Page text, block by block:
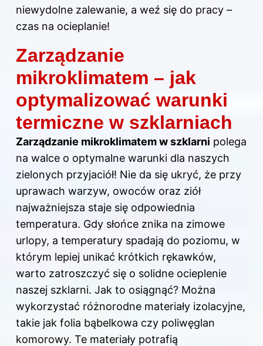
niewydolne zalewanie, a weź się do pracy –
czas na ocieplanie!
Zarządzanie
mikroklimatem – jak
optymalizować warunki
termiczne w szklarniach
Zarządzanie mikroklimatem w szklarni polega
na walce o optymalne warunki dla naszych
zielonych przyjaciół! Nie da się ukryć, że przy
uprawach warzyw, owoców oraz ziół
najważniejsza staje się odpowiednia
temperatura. Gdy słońce znika na zimowe
urlopy, a temperatury spadają do poziomu, w
którym lepiej unikać krótkich rękawków,
warto zatroszczyć się o solidne ocieplenie
naszej szklarni. Jak to osiągnąć? Można
wykorzystać różnorodne materiały izolacyjne,
takie jak folia bąbelkowa czy poliwęglan
komorowy. Te materiały potrafią